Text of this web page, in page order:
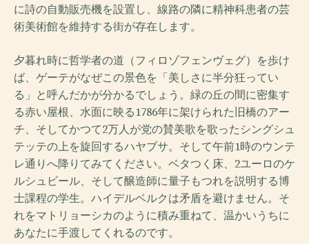
に詩の自動販売機を設置し、線路の隣に精神科患者の芸
術美術館を維持する街が存在します。
夕暮れ時に哲学者の道（フィロゾフェンヴェグ）を歩け
ば、ゲーテがなぜこの景色を「美しさに半分狂ってい
る」と呼んだかが分かるでしょう。緑の丘の間に密集す
る赤い屋根、水面に映る1786年に架けられた旧橋のアー
チ、そしてかつて2万人が党の賛美歌を歌ったシングシュ
テッテの上を旋回するハヤブサ。そして午前1時のウンテ
レ通りへ降りてみてください。ベタつく床、2ユーロのケ
ルシュビール、そして醸造師に量子もつれを説明する博
士課程の学生。ハイデルベルクは矛盾を避けません。そ
れをマトリョーシカのように積み重ねて、温かいうちに
あなたに手渡してくれるのです。